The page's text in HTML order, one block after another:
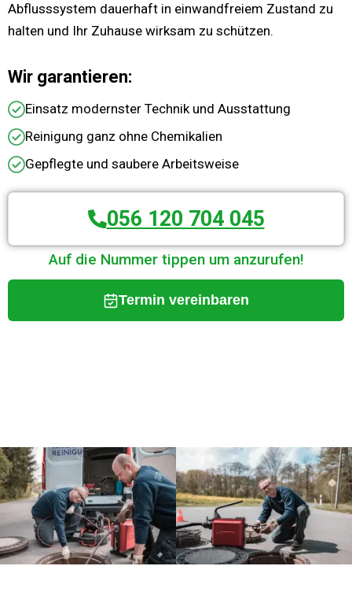
Abflusssystem dauerhaft in einwandfreiem Zustand zu
halten und Ihr Zuhause wirksam zu schützen.
Wir garantieren:
Einsatz modernster Technik und Ausstattung
Reinigung ganz ohne Chemikalien
Gepflegte und saubere Arbeitsweise
056 120 704 045
Auf die Nummer tippen um anzurufen!
Termin vereinbaren